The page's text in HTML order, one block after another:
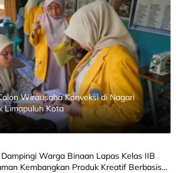
Wirausaha Konveksi di Nagari
Limapuluh Kota
Dampingi Warga Binaan Lapas Kelas IIB
Kembangkan Produk Kreatif Berbasis